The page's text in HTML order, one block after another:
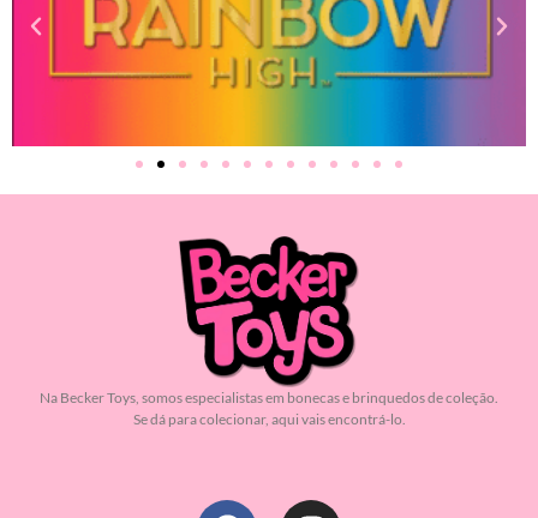
Na Becker Toys, somos especialistas em bonecas e brinquedos de coleção.
Se dá para colecionar, aqui vais encontrá-lo.